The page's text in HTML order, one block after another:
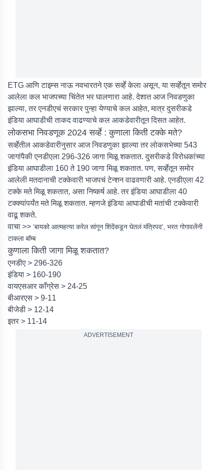
ETG आणि टाइम्स नाऊ नवभारतने एक सर्व्हे केला असून, या सर्व्हेतून समोर
आलेला कल भाजपच्या चिंतेत भर घालणारा आहे. देशात आज निवडणुका
झाल्या, तर एनडीएचं सरकार पुन्हा येण्याचे कल आहेत, मात्र दुसरीकडे
इंडिया आघाडीची ताकद वाढण्याचे कल आकडेवारीतून दिसत आहेत.
लोकसभा निवडणूक 2024 सर्व्हे : कुणाला किती टक्के मते?
सर्व्हेतील आकडेवारीनुसार आज निवडणुका झाल्या तर लोकसभेच्या 543
जागांपैकी एनडीएला 296-326 जागा मिळू शकतात. दुसरीकडे विरोधकांच्या
इंडिया आघाडीला 160 ते 190 जागा मिळू शकतात. पण, सर्व्हेतून समोर
आलेली मतदानाची टक्केवारी भाजपचं टेन्शन वाढवणारी आहे. एनडीएला 42
टक्के मते मिळू शकतात, असा निष्कर्ष आहे. तर इंडिया आघाडीला 40
टक्क्यांपर्यंत मते मिळू शकतात. म्हणजे इंडिया आघाडीची मतांची टक्केवारी
वाढू शकते.
वाचा >> ‘बायको आत्महत्या करेल सांगून शिंदेंकडून घेतलं मंत्रिपद’, भरत गोगावलेंनी
टाकला बॉम्ब
कुणाला किती जागा मिळू शकतात?
एनडीए > 296-326
इंडिया > 160-190
वायएसआर काँग्रेस > 24-25
बीआरएस > 9-11
बीजेडी > 12-14
इतर > 11-14
ADVERTISEMENT